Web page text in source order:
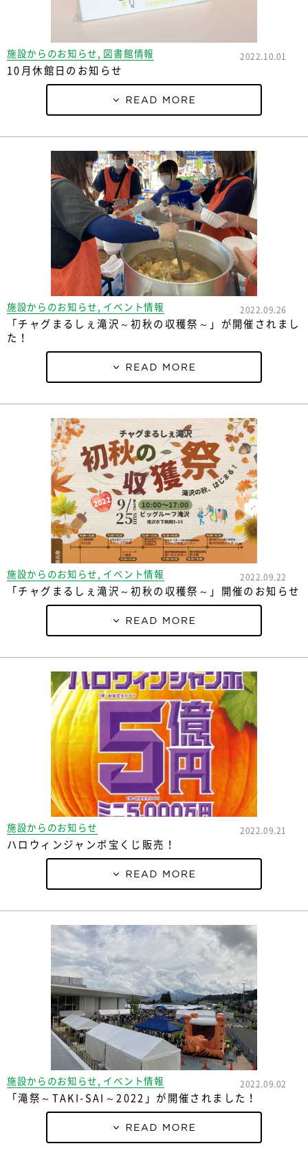
施設からのお知らせ, 図書館情報 2022.10.01
10月休館日のお知らせ
施設からのお知らせ, イベント情報 2022.09.26
「チャグまるしぇ滝沢～初秋の収穫祭～」が開催されまし
た！
施設からのお知らせ, イベント情報 2022.09.22
「チャグまるしぇ滝沢～初秋の収穫祭～」開催のお知らせ
施設からのお知らせ 2022.09.21
ハロウィンジャンボ宝くじ販売！
施設からのお知らせ, イベント情報 2022.09.02
「滝祭～TAKI-SAI～2022」が開催されました！